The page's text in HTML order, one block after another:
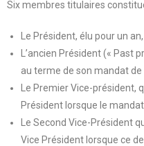
Six membres titulaires
Le Président, élu pour un
L’ancien Président (« Past
au terme de son mandat de
Le Premier Vice-président,
Président lorsque le
Le Second Vice-Président
Vice Président lorsque ce